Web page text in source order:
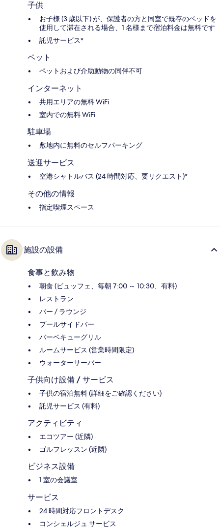
子供
お子様 (3 歳以下) が、保護者の方と同室で既存のベッドを
使用して滞在される場合、1 名様まで宿泊料金は無料です
託児サービス*
ペット
ペットおよび介助動物の同伴不可
インターネット
共用エリアの無料 WiFi
室内での無料 WiFi
駐車場
敷地内に無料のセルフパーキング
送迎サービス
空港シャトルバス (24 時間対応、要リクエスト)*
その他の情報
指定喫煙スペース
施設の設備
食事と飲み物
朝食 (ビュッフェ、毎朝 7:00 ～ 10:30、有料)
レストラン
バー / ラウンジ
プールサイドバー
バーベキューグリル
ルームサービス (営業時間限定)
ウォーターサーバー
子供向け設備 / サービス
子供の宿泊無料 (詳細をご確認ください)
託児サービス (有料)
アクティビティ
エコツアー (近隣)
ゴルフレッスン (近隣)
ビジネス設備
1 室の会議室
サービス
24 時間対応フロントデスク
コンシェルジュ サービス